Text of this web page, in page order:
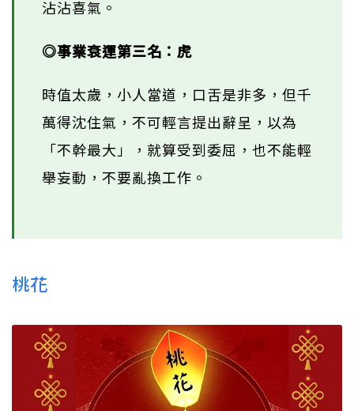
沾沾喜氣。
◎事業衰運第三名：虎
時值太歲，小人當道，口舌是非多，但千
萬得沈住氣，不可輕言提出辭呈，以為
「不幹最大」，就算受到委屈，也不能輕
舉妄動，不要亂換工作。
桃花